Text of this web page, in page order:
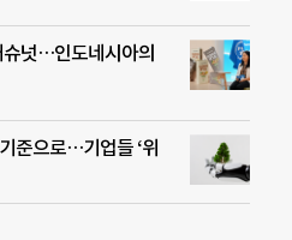
슈넛…인도네시아의
준으로…기업들 ‘위